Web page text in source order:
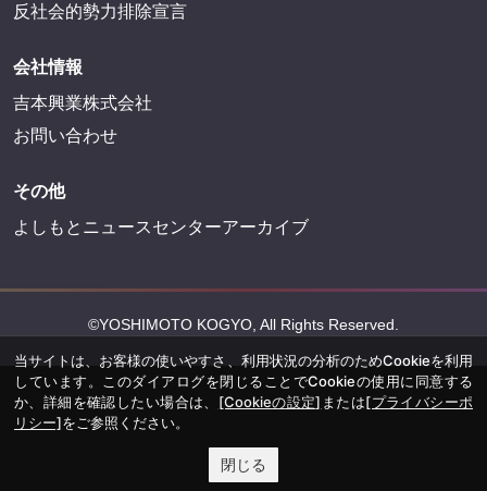
反社会的勢力排除宣言
会社情報
吉本興業株式会社
お問い合わせ
その他
よしもとニュースセンターアーカイブ
©YOSHIMOTO KOGYO, All Rights Reserved.
当サイトは、お客様の使いやすさ、利用状況の分析のためCookieを利用
しています。このダイアログを閉じることでCookieの使用に同意する
か、詳細を確認したい場合は、 [Cookieの設定] または[プライバシーポ
リシー]をご参照ください。
閉じる